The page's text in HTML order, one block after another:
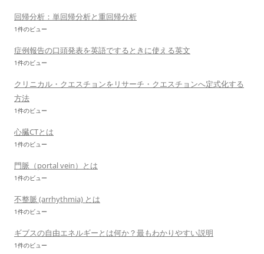
回帰分析：単回帰分析と重回帰分析
1件のビュー
症例報告の口頭発表を英語でするときに使える英文
1件のビュー
クリニカル・クエスチョンをリサーチ・クエスチョンへ定式化する
方法
1件のビュー
心臓CTとは
1件のビュー
門脈（portal vein）とは
1件のビュー
不整脈 (arrhythmia) とは
1件のビュー
ギブスの自由エネルギーとは何か？最もわかりやすい説明
1件のビュー